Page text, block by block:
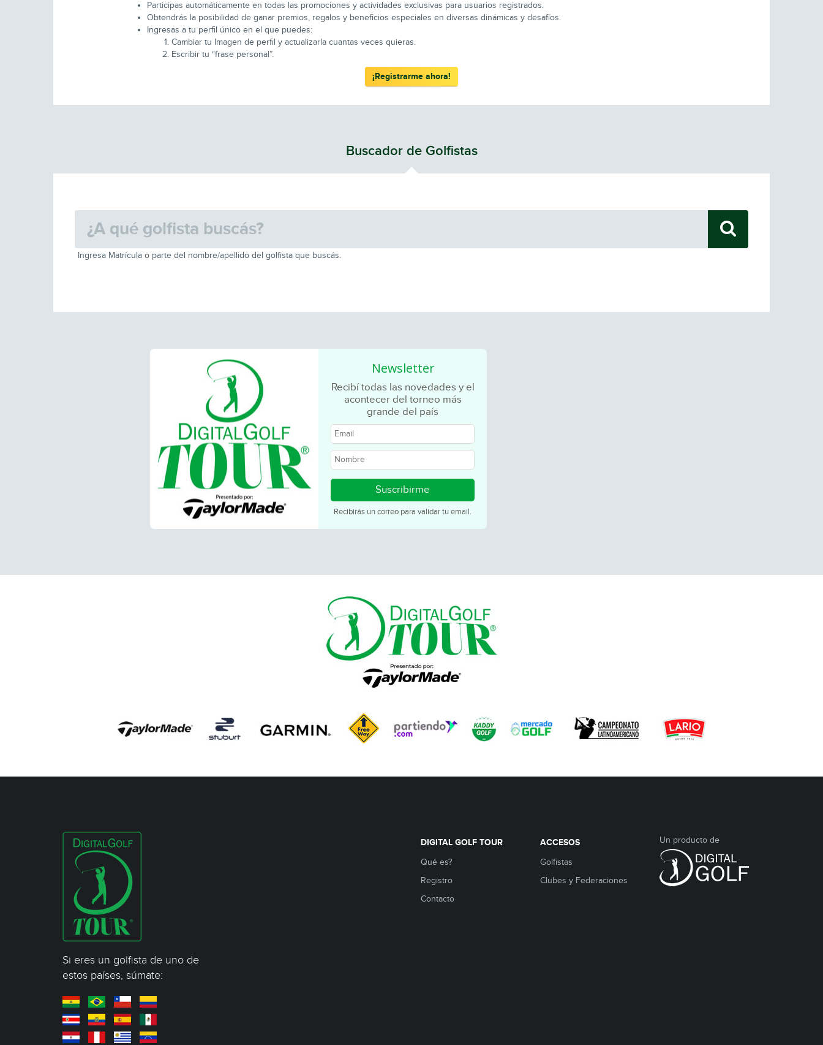
Participas automáticamente en todas las promociones y actividades exclusivas para usuarios registrados.
Obtendrás la posibilidad de ganar premios, regalos y beneficios especiales en diversas dinámicas y desafíos.
Ingresas a tu perfil único en el que puedes:
Cambiar tu Imagen de perfil y actualizarla cuantas veces quieras.
Escribir tu “frase personal”.
¡Registrarme ahora!
Buscador de Golfistas
Ingresa Matrícula o parte del nombre/apellido del golfista que buscás.
Newsletter
Recibí todas las novedades y el
acontecer del torneo más
grande del país
Suscribirme
Recibirás un correo para validar tu email.
Si eres un golfista de uno de
estos países, súmate:
DIGITAL GOLF TOUR
Qué es?
Registro
Contacto
ACCESOS
Golfistas
Clubes y Federaciones
Un producto de